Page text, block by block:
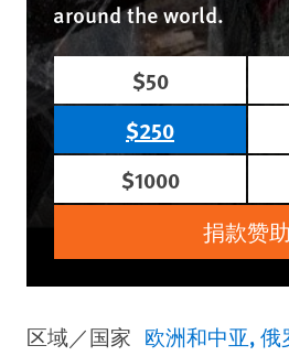
around the world.
$50
$250
$1000
捐款赞助
区域／国家 欧洲和中亚 俄